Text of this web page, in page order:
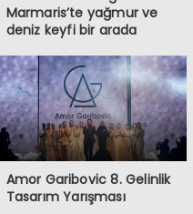
Marmaris’te yağmur ve
deniz keyfi bir arada
Amor Garibovic 8. Gelinlik
Tasarım Yarışması